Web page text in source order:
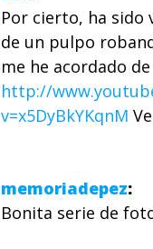
Por cierto, ha sido
de un pulpo
me he acordado
http://
v=x5DyBkYKqnM
memoriadepez
Bonita serie de